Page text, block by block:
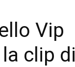
Vip
clip di